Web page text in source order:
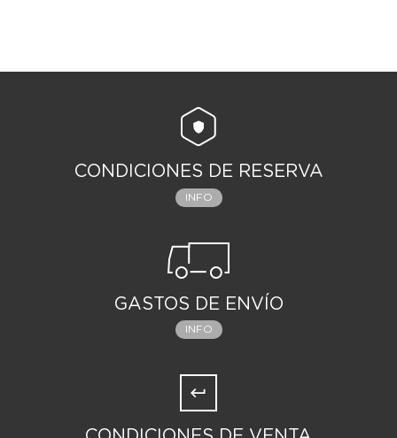
CONDICIONES DE RESERVA
INFO
GASTOS DE ENVÍO
INFO